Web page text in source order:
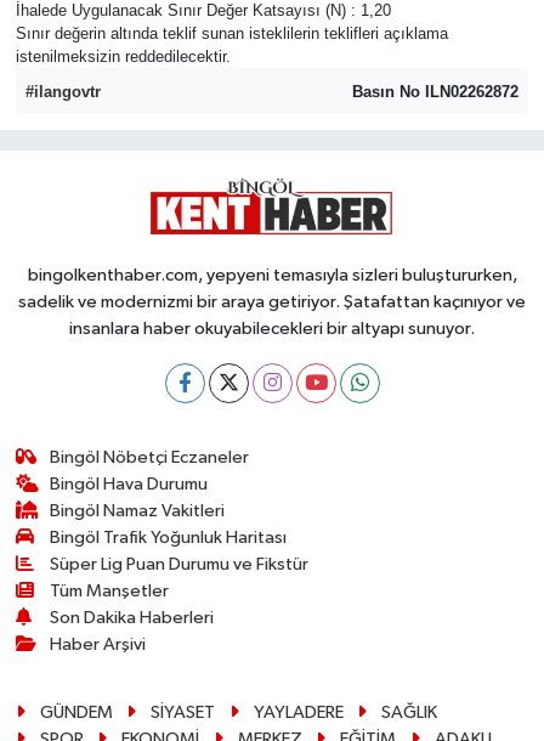
İhalede Uygulanacak Sınır Değer Katsayısı (N) : 1,20
Sınır değerin altında teklif sunan isteklilerin teklifleri açıklama
istenilmeksizin reddedilecektir.
#ilangovtr
Basın No ILN02262872
bingolkenthaber.com, yepyeni temasıyla sizleri buluştururken,
sadelik ve modernizmi bir araya getiriyor. Şatafattan kaçınıyor ve
insanlara haber okuyabilecekleri bir altyapı sunuyor.
Bingöl Nöbetçi Eczaneler
Bingöl Hava Durumu
Bingöl Namaz Vakitleri
Bingöl Trafik Yoğunluk Haritası
Süper Lig Puan Durumu ve Fikstür
Tüm Manşetler
Son Dakika Haberleri
Haber Arşivi
GÜNDEM SİYASET YAYLADERE
SAĞLIK